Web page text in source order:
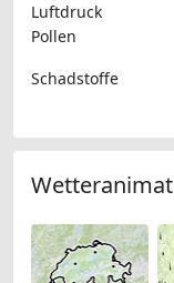
Luftdruck
Pollen
Schadstoffe